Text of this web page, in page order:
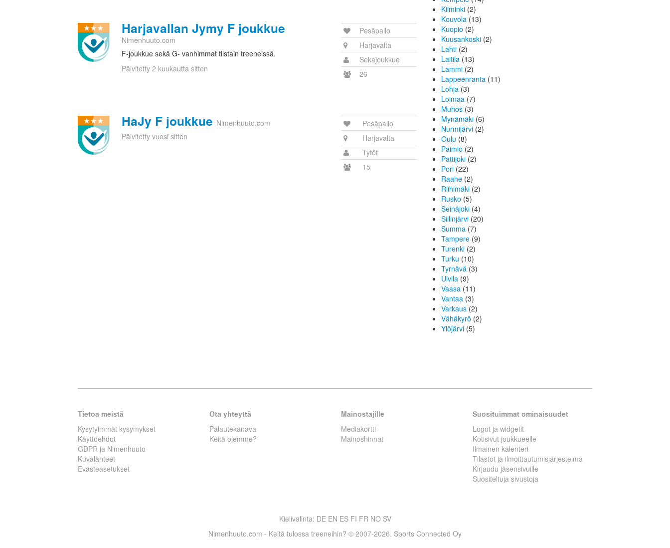
Harjavallan Jymy F joukkue
Nimenhuuto.com
F-joukkue sekä G- vanhimmat tiistain treeneissä.
Päivitetty 2 kuukautta sitten
Pesäpallo
Harjavalta
Sekajoukkue
26
HaJy F joukkue Nimenhuuto.com
Päivitetty vuosi sitten
Pesäpallo
Harjavalta
Tytöt
15
Kiiminki (2)
Kouvola (13)
Kuopio (2)
Kuusankoski (2)
Lahti (2)
Laitila (13)
Lammi (2)
Lappeenranta (11)
Lohja (3)
Loimaa (7)
Muhos (3)
Mynämäki (6)
Nurmijärvi (2)
Oulu (8)
Paimio (2)
Pattijoki (2)
Pori (22)
Raahe (2)
Riihimäki (2)
Rusko (5)
Seinäjoki (4)
Siilinjärvi (20)
Summa (7)
Tampere (9)
Turenki (2)
Turku (10)
Tyrnävä (3)
Ulvila (9)
Vaasa (11)
Vantaa (3)
Varkaus (2)
Vähäkyrö (2)
Ylöjärvi (5)
Tietoa meistä
Kysytyimmät kysymykset
Käyttöehdot
GDPR ja Nimenhuuto
Kuvalähteet
Evästeasetukset
Ota yhteyttä
Palautekanava
Keitä olemme?
Mainostajille
Mediakortti
Mainoshinnat
Suosituimmat ominaisuudet
Logot ja widgetit
Kotisivut joukkueelle
Ilmainen kalenteri
Tilastot ja ilmoittautumisjärjestelmä
Kirjaudu jäsensivuille
Suositeltuja sivustoja
Kielivalinta: DE EN ES FI FR NO SV
Nimenhuuto.com - Keitä tulossa treeneihin? © 2007-2026. Sports Connected Oy